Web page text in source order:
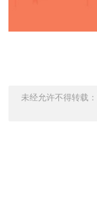
未经允许不得转载：